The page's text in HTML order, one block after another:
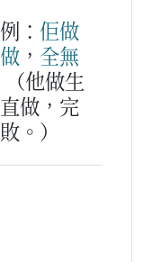
例： 佢做
做 ， 全無
（他做生
做，完
。）